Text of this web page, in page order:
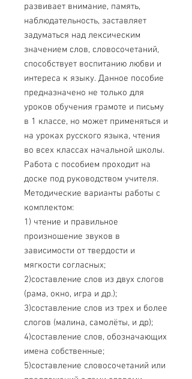
развивает внимание, память,
наблюдательность, заставляет
задуматься над лексическим
значением слов, словосочетаний,
способствует воспитанию любви и
интереса к языку. Данное пособие
предназначено не только для
уроков обучения грамоте и письму
в 1 классе, но может применяться и
на уроках русского языка, чтения
во всех классах начальной школы.
Работа с пособием проходит на
доске под руководством учителя.
Методические варианты работы с
комплектом:
1) чтение и правильное
произношение звуков в
зависимости от твердости и
мягкости согласных;
2)составление слов из двух слогов
(рама, окно, игра и др.);
3)составление слов из трех и более
слогов (малина, самолёты, и др);
4)составление слов, обозначающих
имена собственные;
5)составление словосочетаний или